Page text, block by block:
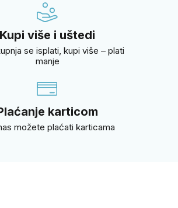
Kupi više i uštedi
se isplati, kupi više – plati
manje
karticom
možete plaćati karticama